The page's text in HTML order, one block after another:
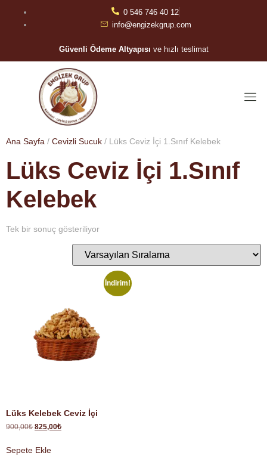
0 546 746 40 12
info@engizekgrup.com
Güvenli Ödeme Altyapısı ve hızlı teslimat
Ana Sayfa / Cevizli Sucuk / Lüks Ceviz İçi 1.Sınıf Kelebek
Lüks Ceviz İçi 1.Sınıf
Kelebek
Tek bir sonuç gösteriliyor
İndirim!
Lüks Kelebek Ceviz İçi
900,00₺ 825,00₺
Sepete Ekle